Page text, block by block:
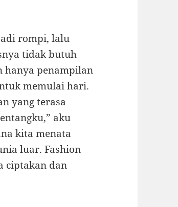
rompi, lalu
tidak butuh
hanya penampilan
memulai hari.
yang terasa
aku
kita menata
luar. Fashion
ciptakan dan